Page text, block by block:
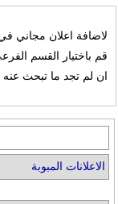
لاضافة اعلان مجاني
قم باختيار القسم
ان لم تجد ما تبحث